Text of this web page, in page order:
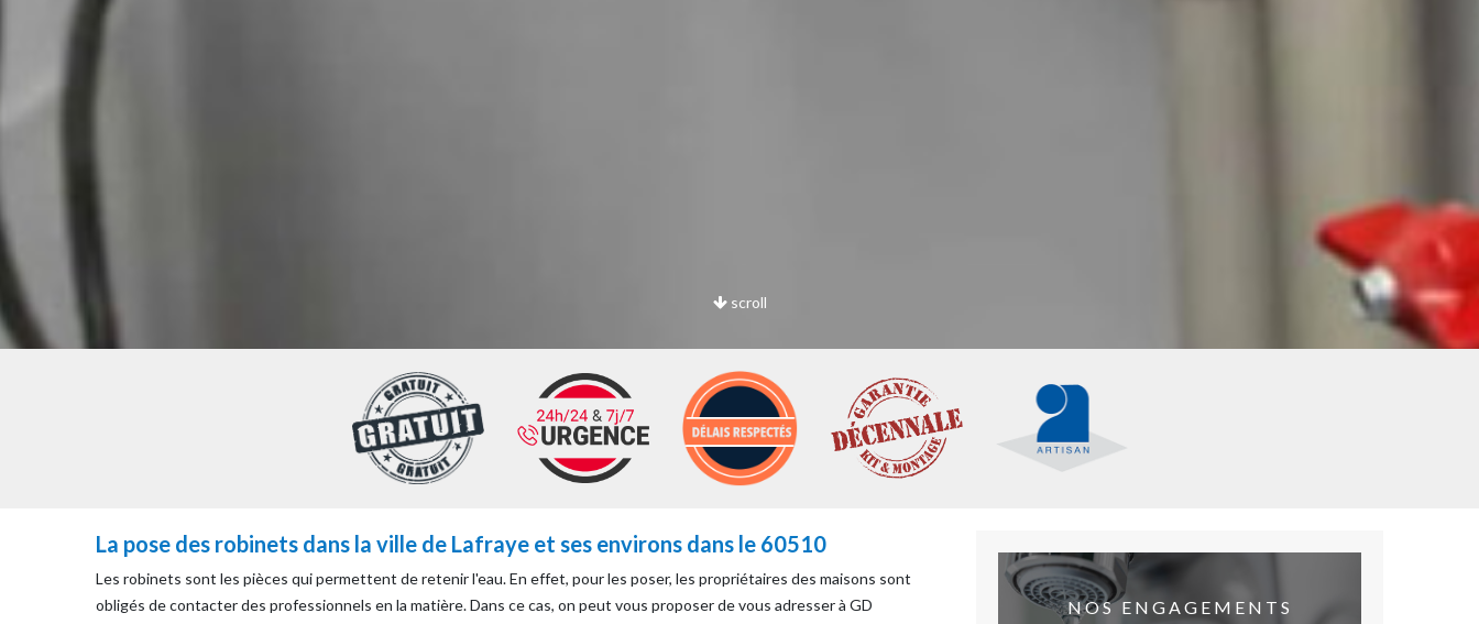
scroll
La pose des robinets dans la ville de Lafraye et ses environs dans le 60510
Les robinets sont les pièces qui permettent de retenir l'eau. En effet, pour les poser, les propriétaires des maisons sont
obligés de contacter des professionnels en la matière. Dans ce cas, on peut vous proposer de vous adresser à GD
NOS ENGAGEMENTS